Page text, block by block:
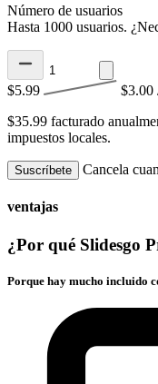
Número de usuarios
Hasta 1000 usuarios.
$5.99 $3.00
$35.99 facturado
impuestos locales.
Suscríbete Cancela
ventajas
¿Por qué Slidesgo
Porque hay mucho incluido